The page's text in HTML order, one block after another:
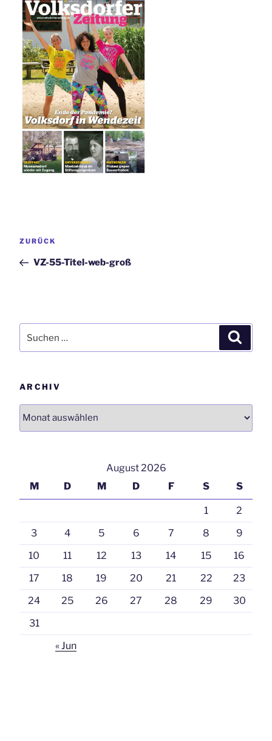
Vorheriger
ZURÜCK
VZ-55-Titel-web-groß
nach:
ARCHIV
August 2026
M
D M D F S S
1
2
3
4 5 6 7 8
9
10
11 12 13 14 15
16
17
18 19 20 21 22
23
24
25 26 27 28 29
30
31
« Jun